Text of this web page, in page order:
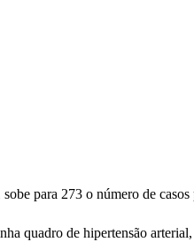
para 273 o número de
quadro de hipertensão